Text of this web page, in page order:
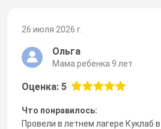
26 июля 2026 г.
Ольга
Мама ребенка 9 лет
Оценка: 5
Что понравилось:
Провели в летнем лагере Куклаб